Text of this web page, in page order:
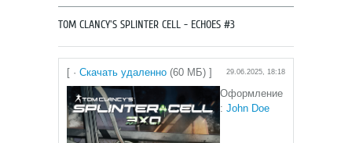
TOM CLANCY'S SPLINTER CELL - ECHOES #3
[ · Скачать удаленно (60 МБ) ] 29.06.2025, 18:18
Оформление
: John Doe